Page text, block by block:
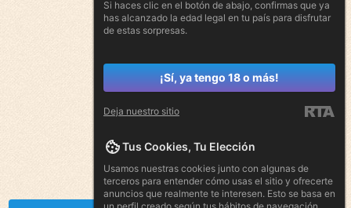
Si haces clic en el botón de abajo, confirmas que ya
has alcanzado la edad legal en tu país para disfrutar
de estas sorpresas.
¡Sí, ya tengo 18 o más!
Deja nuestro sitio
Tus Cookies, Tu Elección
Usamos nuestras cookies junto con algunas de
terceros para entender cómo usas el sitio y ofrecerte
anuncios que realmente te interesen. Esto se basa en